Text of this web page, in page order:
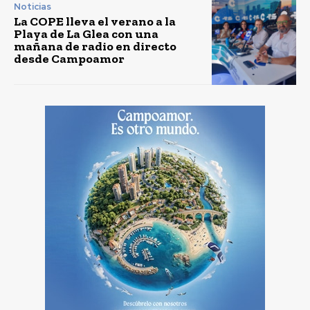
Noticias
La COPE lleva el verano a la
Playa de La Glea con una
mañana de radio en directo
desde Campoamor